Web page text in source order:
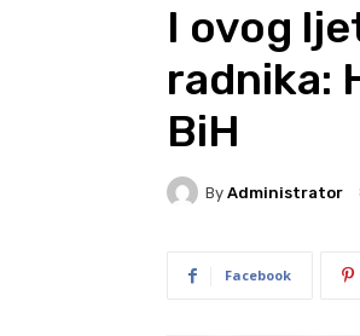
I ovog
radnika:
BiH
By Administrator
Facebook